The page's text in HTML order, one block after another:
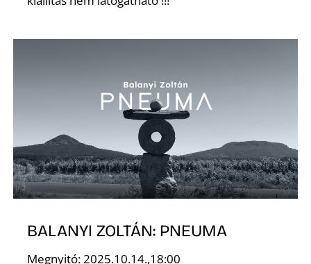
BALANYI ZOLTÁN: PNEUMA
Megnyitó: 2025.10.14.,18:00